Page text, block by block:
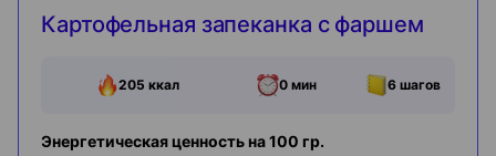
Картофельная запеканка с фаршем
205 ккал 0 мин 6 шагов
Энергетическая ценность на 100 гр.